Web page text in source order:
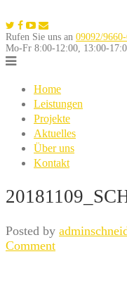
to
content
Rufen Sie uns an 09092/
Mo-Fr 8:00-12:00, 13:00-
Home
Leistungen
Projekte
Aktuelles
Über uns
Kontakt
Posted by
Comment